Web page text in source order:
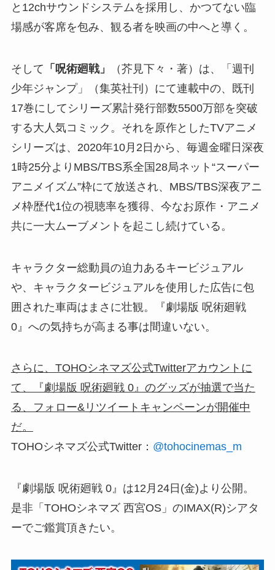
と12chサウンドシステムを採用し、かつてない臨
場感が客席を包み、観る者を映画の中へと導く。
そして 「呪術廻戦」
（芥見下々・著）は、「週刊
少年ジャンプ」（集英社刊）にて連載中の、既刊
17巻にしてシリーズ累計発行部数5500万部を突破
する大人気コミック。それを原作としたTVアニメ
シリーズは、2020年10月2日から、毎週金曜日深夜
1時25分よりMBS/TBS系全国28局ネット“スーパー
アニメイズム”枠にて放送され、MBS/TBS深夜アニ
メ枠歴代1位の視聴率を獲得、今なお原作・アニメ
共に一大ムーブメントを起こし続けている。
キャラクター総動員の迫力あるキービジュアル
や、キャラクタービジュアルを使用した広告に包
囲された車両はまさに壮観。『劇場版 呪術廻戦
0』への気持ちが高まる事は間違いない。
さらに、TOHOシネマズ公式Twitterアカウントに
て、『劇場版 呪術廻戦 0』のグッズが抽選で当た
る、フォロー&リツイートキャンペーンが開催中
だ。
TOHOシネマズ公式Twitter： @tohocinemas_m
『劇場版 呪術廻戦 0』は12月24日(金)より公開。
是非「TOHOシネマズ 西宮OS」のIMAX(R)シアタ
ーでご鑑賞頂きたい。